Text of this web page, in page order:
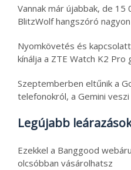
Vannak már újabbak, de
BlitzWolf hangszóró
Nyomkövetés és
kínálja a ZTE Watch K2 Pro
Szeptemberben eltűnik a
telefonokról, a Gemini
Legújabb
Ezekkel a Banggood
olcsóbban vásárolhatsz